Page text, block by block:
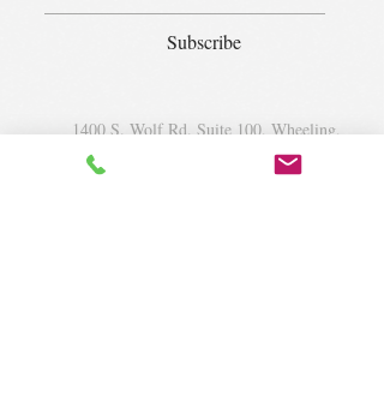
Subscribe
1400 S. Wolf Rd. Suite 100, Wheeling,
IL 60090
krugforus@gmail.com
224- 423-5784